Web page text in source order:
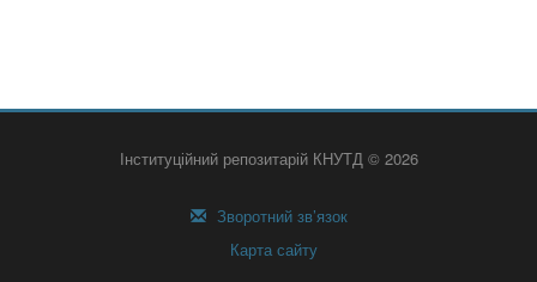
Інституційний репозитарій КНУТД © 2026
Зворотний зв’язок
Карта сайту